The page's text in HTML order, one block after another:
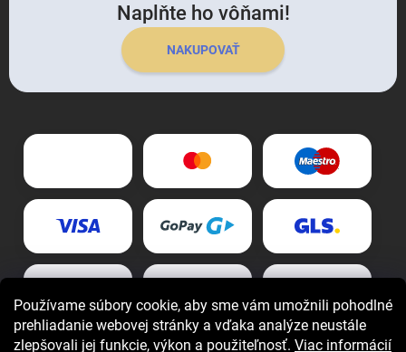
Používame súbory cookie, aby sme vám umožnili pohodlné
prehliadanie webovej stránky a vďaka analýze neustále
zlepšovali jej funkcie, výkon a použiteľnosť. Viac informácií
Naplňte ho vôňami!
NAKUPOVAŤ